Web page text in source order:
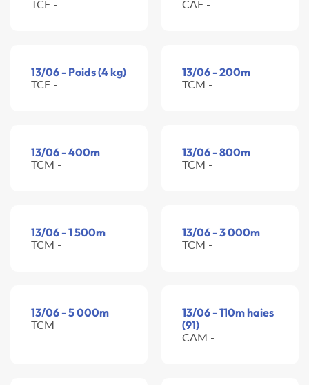
TCF - CAF -
13/06 - Poids (4 kg)
TCF -
13/06 - 200m
TCM -
13/06 - 400m
TCM -
13/06 - 800m
TCM -
13/06 - 1 500m
TCM -
13/06 - 3 000m
TCM -
13/06 - 5 000m
TCM -
13/06 - 110m haies
(91)
CAM -